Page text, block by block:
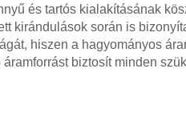
és tartós kialakításának
kirándulások során is
hiszen a hagyományos
áramforrást biztosít minden